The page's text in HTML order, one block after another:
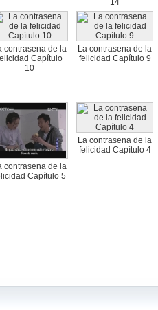
contrasena de la
Capítulo
10
La contrasena de la
felicidad Capítulo 9
contrasena de la
Capítulo 5
La contrasena de la
felicidad Capítulo 4